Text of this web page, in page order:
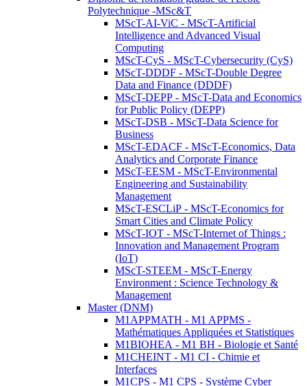
Polytechnique -MSc&T
MScT-AI-ViC - MScT-Artificial
Intelligence and Advanced Visual
Computing
MScT-CyS - MScT-Cybersecurity (CyS)
MScT-DDDF - MScT-Double Degree
Data and Finance (DDDF)
MScT-DEPP - MScT-Data and Economics
for Public Policy (DEPP)
MScT-DSB - MScT-Data Science for
Business
MScT-EDACF - MScT-Economics, Data
Analytics and Corporate Finance
MScT-EESM - MScT-Environmental
Engineering and Sustainability
Management
MScT-ESCLiP - MScT-Economics for
Smart Cities and Climate Policy
MScT-IOT - MScT-Internet of Things :
Innovation and Management Program
(IoT)
MScT-STEEM - MScT-Energy
Environment : Science Technology &
Management
Master (DNM)
M1APPMATH - M1 APPMS -
Mathématiques Appliquées et Statistiques
M1BIOHEA - M1 BH - Biologie et Santé
M1CHEINT - M1 CI - Chimie et
Interfaces
M1CPS - M1 CPS - Système Cyber